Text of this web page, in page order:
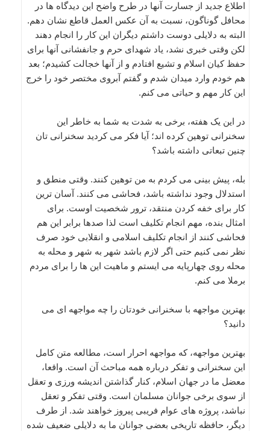
اطلاع جدید از جسارت آنها در طرح واضح این دیدگاه ها در
محافل گوناگون، نسبت به آن عکس العمل قاطع نشان دهم.
البته به دلایلی دوست داشتم دیگران این کار را انجام دهند
لکن وقتی خبری نشد، یاد شهدای حرم و جانفشانی آنها برای
حفظ کیان اسلام و تشیع افتادم و از آنها خجالت کشیدم؛ بعد
هم خودم وارد میدان شدم و گفتم آبروی مختصر خود را خرج
این کار مهم و حیاتی می کنم.
در این یک هفته، برخی به شدت به شما به خاطر این
سخنرانی توهین کرده اند؛ آیا فکر می کردید سخنرانی تان
چنین تبعاتی داشته باشد؟
بله، پیش بینی می کردم به من توهین کنند. وقتی منطق و
استدلال وجود نداشته باشد، فحاشی می کنند. آسان ترین
کار برای خفه کردن منتقد، ترور شخصیت اوست. برای
امثال بنده، مهم انجام تکلیف است لذا صدها برابر این هم
فحاشی کنند از انجام تکلیف اسلامی و انقلابی خود صرف
نظر نمی کنیم حتی اگر لازم باشد شهر به شهر و محله به
محله روی چهارپایه می ایستم و ماهیت این ها را برای مردم
برملا می کنم.
بهترین مواجهه با سخنرانی خودتان را چه مواجهه ای می
دانید؟
بهترین مواجهه، که مواجهه احرار است، مطالعه متن کامل
این سخنرانی و تفکر درباره همه مباحث آن است. واقعا،
معضل ما در جهان اسلام، کنار گذاشتن اندیشه ورزی و تعقل
از سوی برخی جوانان مسلمان است. وقتی تفکر و تعقل
نباشد، پروژه های عوام فریبی پیروز خواهند شد. از طرف
دیگر، حافظه تاریخی بعضی جوانان ما به دلایلی ضعیف شده